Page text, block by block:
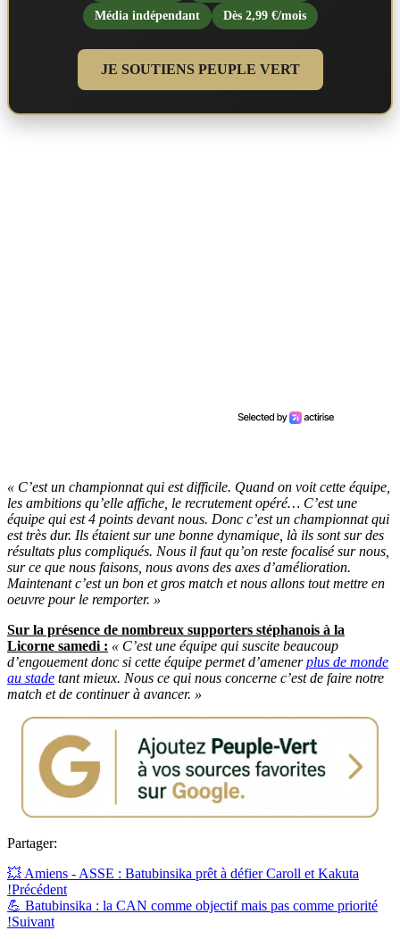
Média indépendant Dès 2,99 €/mois
JE SOUTIENS PEUPLE VERT
« C’est un championnat qui est difficile. Quand on voit cette équipe,
les ambitions qu’elle affiche, le recrutement opéré… C’est une
équipe qui est 4 points devant nous. Donc c’est un championnat qui
est très dur. Ils étaient sur une bonne dynamique, là ils sont sur des
résultats plus compliqués. Nous il faut qu’on reste focalisé sur nous,
sur ce que nous faisons, nous avons des axes d’amélioration.
Maintenant c’est un bon et gros match et nous allons tout mettre en
oeuvre pour le remporter. »
Sur la présence de nombreux supporters stéphanois à la
Licorne samedi : « C’est une équipe qui suscite beaucoup
d’engouement donc si cette équipe permet d’amenerplus de monde
au stade tant mieux. Nous ce qui nous concerne c’est de faire notre
match et de continuer à avancer. »
Partager:
💥 Amiens - ASSE : Batubinsika prêt à défier Caroll et Kakuta
!Précédent
💪 Batubinsika : la CAN comme objectif mais pas comme priorité
!Suivant